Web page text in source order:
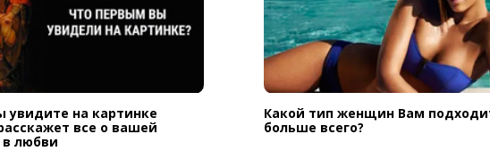
увидите на картинке
все о вашей
в любви
Какой тип женщин Вам
больше всего?